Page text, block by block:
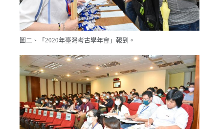
圖二、「2020年臺灣考古學年會」報到。